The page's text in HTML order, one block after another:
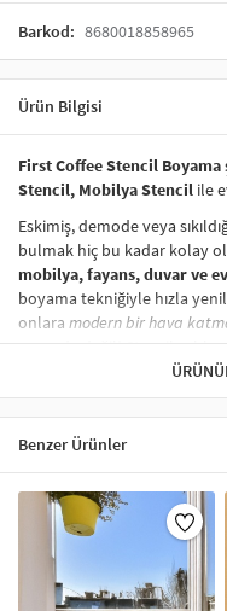
Barkod: 8680018858965
Ürün Bilgisi
First Coffee Stencil
Stencil, Mobilya Stencil ile
Eskimiş, demode veya
bulmak hiç bu kadar kolay
mobilya, fayans, duvar ve
boyama tekniğiyle hızla
onlara modern bir hava
zorunda değil! Stencil
desen uygulamanızı
kumaşlarınızın
Çocuğunuzun dolabına,
kumaşlara bile bant
boyama yapabilirsiniz.
boyama seti ile yaratıcı
dekorasyonu
sevenler için
ve etkili bir aktivitedir.
Stencil Boyamatekniği, her
Benzer Ürünler